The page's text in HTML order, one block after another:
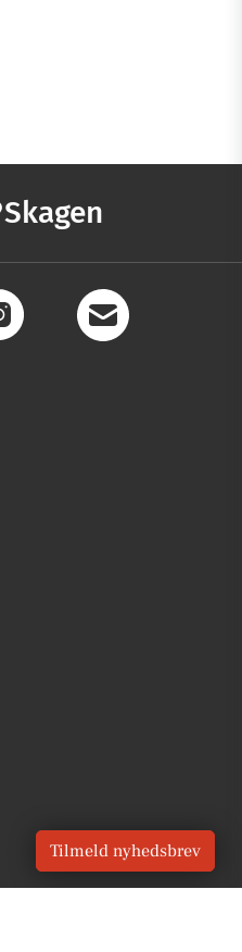
Skagen
Tilmeld nyhedsbrev